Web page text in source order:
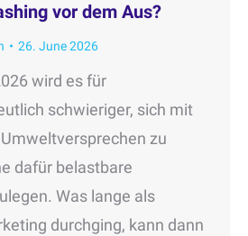
vor dem Aus?
26. June 2026
wird es für
schwieriger, sich mit
zu
dafür belastbare
Was lange als
durchging, kann dann